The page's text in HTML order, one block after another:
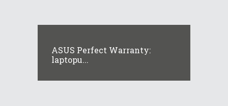
ASUS Perfect Warranty:
laptopu...